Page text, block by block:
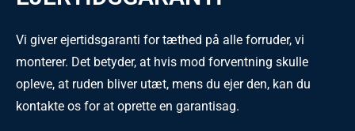
Vi giver ejertidsgaranti for tæthed på alle forruder, vi
monterer. Det betyder, at hvis mod forventning skulle
opleve, at ruden bliver utæt, mens du ejer den, kan du
kontakte os for at oprette en garantisag.